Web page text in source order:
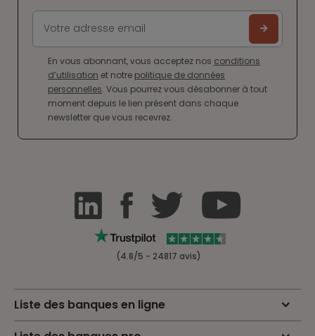
En vous abonnant, vous acceptez nos conditions
d’utilisation et notre politique de données
personnelles. Vous pourrez vous désabonner à tout
moment depuis le lien présent dans chaque
newsletter que vous recevrez.
(4.8/5 - 24817 avis)
Liste des banques en ligne